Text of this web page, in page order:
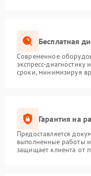
Бесплатная
Современное
экспресс-диагностику
сроки, минимизируя
Гарантия на
Предоставляется
выполненные работы
защищает клиента от